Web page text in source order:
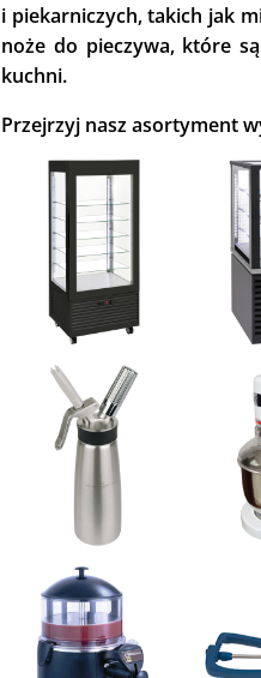
i piekarniczych, takich jak
noże do pieczywa, które
kuchni.
Przejrzyj nasz asortyment